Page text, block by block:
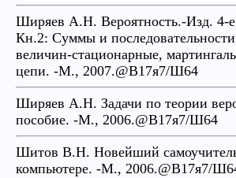
Ширяев А.Н. Вероятность.-Изд. 4-
Кн.2: Суммы и
величин-стационарные,
цепи. -М., 2007.@В17я7/Ш64
Ширяев А.Н. Задачи по теории
пособие. -М., 2006.@В17я7/Ш64
Шитов В.Н. Новейший
компьютере. -М., 2006.@В17я7/